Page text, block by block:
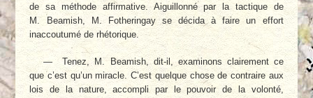
de sa méthode affir­mative. Aiguillonné par la tactique de
M. Bea­mish, M. Fotheringay se décida à faire un effort
inaccoutumé de rhétorique.
— Tenez, M. Beamish, dit-il, examinons clairement ce
que c’est qu’un miracle. C’est quelque chose de contraire aux
lois de la na­ture, accompli par le pouvoir de la volonté,